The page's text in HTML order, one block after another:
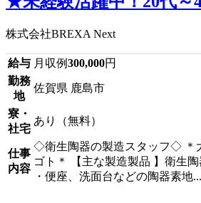
株式会社BREXA Next
給与 月収例300,000円
勤務
地
佐賀県 鹿島市
寮・
社宅
あり（無料）
仕事
内容
◇衛生陶器の製造スタッフ◇ ＊
ゴト＊ 【主な製造製品 】衛生陶
・便座、洗面台などの陶器素地...